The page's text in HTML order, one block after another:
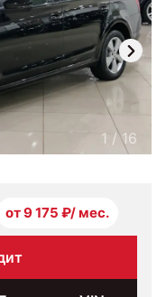
1 /16
от 9 175 ₽/ мес.